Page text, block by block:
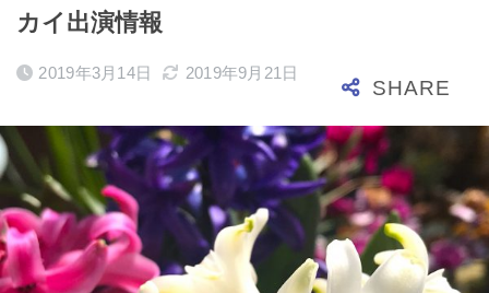
カイ出演情報
2019年3月14日 2019年9月21日